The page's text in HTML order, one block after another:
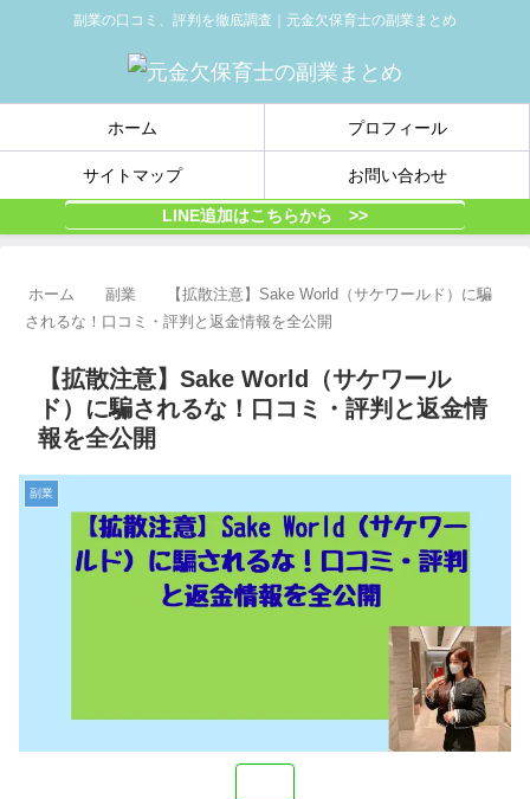
副業の口コミ、評判を徹底調査｜元金欠保育士の副業まとめ
ホーム プロフィール
サイトマップ お問い合わせ
LINE追加はこちらから >>
ホーム 副業
【拡散注意】Sake World（サケワールド）に騙
されるな！口コミ・評判と返金情報を全公開
【拡散注意】Sake World（サケワール
ド）に騙されるな！口コミ・評判と返金情
報を全公開
副業